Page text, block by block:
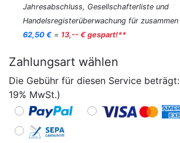
Jahresabschluss, Gesellschafterliste und
Handelsregisterüberwachung für zusammen
62,50 € = 13,-- € gespart!**
Zahlungsart wählen
Die Gebühr für diesen Service beträgt:
19% MwSt.)